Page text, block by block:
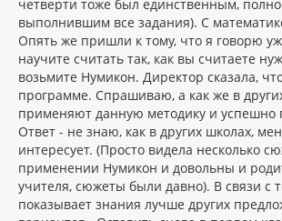
четверти тоже был единственным,
выполнившим все задания). С
Опять же пришли к тому, что я говорю
научите считать так, как вы считаете
возьмите Нумикон. Директор сказала,
программе. Спрашиваю, а как же в
применяют данную методику и успешно
Ответ - не знаю, как в других школах,
интересует. (Просто видела несколько
применении Нумикон и довольны и
учителя, сюжеты были давно). В связи с
показывает знания лучше других